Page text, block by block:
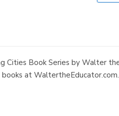
Book Series by Walter
books at WaltertheEducator.com.